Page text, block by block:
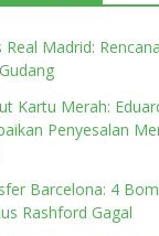
Real Madrid:
Kartu Merah:
Penyesalan
Barcelona: 4
Rashford Gagal